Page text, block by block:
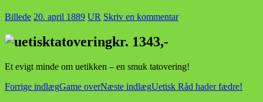
Billede 20. april 1889 UR Skriv en kommentar
kr. 1343,-
Et evigt minde om uetikken – en smuk tatovering!
Indlægsnavigation
Forrige indlægGame overNæste indlægUetisk Råd hader fædre!